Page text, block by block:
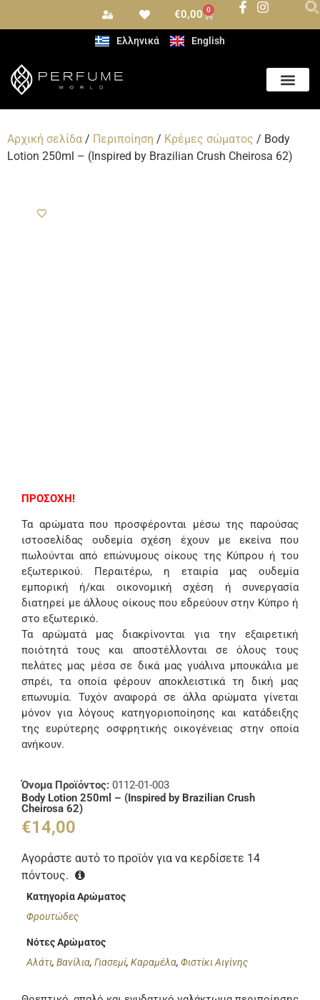
€0,00 0
Ελληνικά English
Αρχική σελίδα / Περιποίηση / Κρέμες σώματος / Body
Lotion 250ml – (Inspired by Brazilian Crush Cheirosa 62)
ΠΡΟΣΟΧΗ!
Τα αρώματα που προσφέρονται μέσω της παρούσας
ιστοσελίδας ουδεμία σχέση έχουν με εκείνα που
πωλούνται από επώνυμους οίκους της Κύπρου ή του
εξωτερικού. Περαιτέρω, η εταιρία μας ουδεμία
εμπορική ή/και οικονομική σχέση ή συνεργασία
διατηρεί με άλλους οίκους που εδρεύουν στην Κύπρο ή
στο εξωτερικό.
Τα αρώματά μας διακρίνονται για την εξαιρετική
ποιότητά τους και αποστέλλονται σε όλους τους
πελάτες μας μέσα σε δικά μας γυάλινα μπουκάλια με
σπρέι, τα οποία φέρουν αποκλειστικά τη δική μας
επωνυμία. Τυχόν αναφορά σε άλλα αρώματα γίνεται
μόνον για λόγους κατηγοριοποίησης και κατάδειξης
της ευρύτερης οσφρητικής οικογένειας στην οποία
ανήκουν.
Όνομα Προϊόντος: 0112-01-003
Body Lotion 250ml – (Inspired by Brazilian Crush
Cheirosa 62)
€14,00
Αγοράστε αυτό το προϊόν για να κερδίσετε 14
πόντους.
Κατηγορία Αρώματος
Φρουτώδες
Νότες Αρώματος
Αλάτι,Βανίλια,Γιασεμί,Καραμέλα,Φιστίκι Αιγίνης